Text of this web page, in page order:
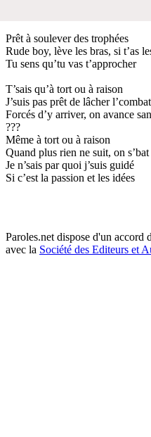
Prêt à soulever des trophées
Rude boy, lève les bras, si t’as
Tu sens qu’tu vas t’approcher
T’sais qu’à tort ou à raison
J’suis pas prêt de lâcher l’combat
Forcés d’y arriver, on avance
???
Même à tort ou à raison
Quand plus rien ne suit, on s’bat
Je n’sais par quoi j’suis guidé
Si c’est la passion et les idées
Paroles.net dispose d'un accord
avec la Société des Editeurs et